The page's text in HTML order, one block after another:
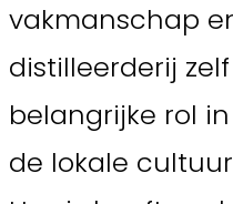
vakmanschap
distilleerderij
belangrijke rol
de lokale